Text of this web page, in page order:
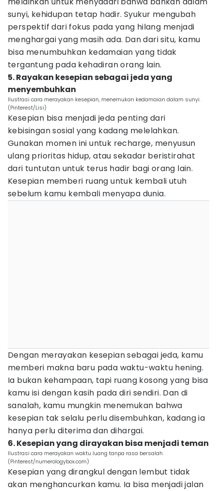
sunyi, kehidupan tetap hadir. Syukur mengubah
perspektif dari fokus pada yang hilang menjadi
menghargai yang masih ada. Dan dari situ, kamu
bisa menumbuhkan kedamaian yang tidak
tergantung pada kehadiran orang lain.
5. Rayakan kesepian sebagai jeda yang
menyembuhkan
Ilustrasi cara merayakan kesepian, menemukan kedamaian dalam sunyi.
(Pinterest/Lisi)
Kesepian bisa menjadi jeda penting dari
kebisingan sosial yang kadang melelahkan.
Gunakan momen ini untuk recharge, menyusun
ulang prioritas hidup, atau sekadar beristirahat
dari tuntutan untuk terus hadir bagi orang lain.
Kesepian memberi ruang untuk kembali utuh
sebelum kamu kembali menyapa dunia.
Dengan merayakan kesepian sebagai jeda, kamu
memberi makna baru pada waktu-waktu hening.
Ia bukan kehampaan, tapi ruang kosong yang bisa
kamu isi dengan kasih pada diri sendiri. Dan di
sanalah, kamu mungkin menemukan bahwa
kesepian tak selalu perlu disembuhkan, kadang ia
hanya perlu diterima dan dihargai.
6. Kesepian yang dirayakan bisa menjadi teman
Ilustrasi cara merayakan waktu luang tanpa rasa bersalah.
(Pinterest/numerologybox.com)
Kesepian yang dirangkul dengan lembut tidak
akan menghancurkan kamu. Ia bisa menjadi jalan